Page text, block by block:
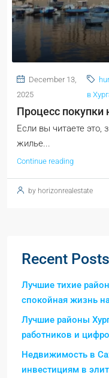
December 13,
2025
в
Процесс покупки
Если вы читаете это,
жилье...
Continue reading
by horizonrealestate
Recent Posts
Лучшие тихие
спокойная жизнь
Лучшие районы
работников и
Недвижимость в
инвестициям в